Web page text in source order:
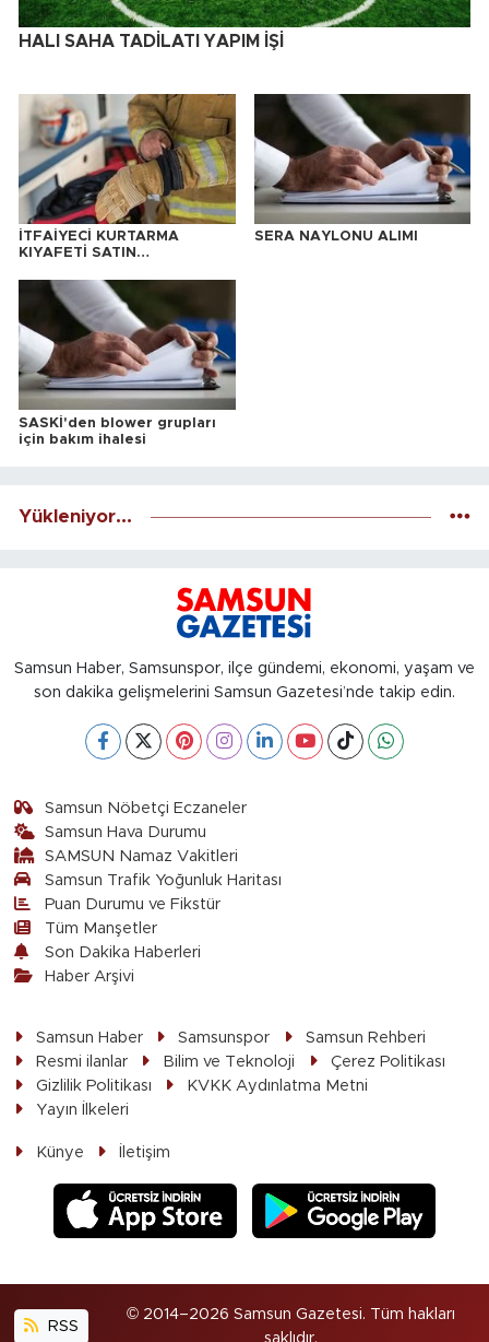
HALI SAHA TADİLATI YAPIM İŞİ
İTFAİYECİ KURTARMA
KIYAFETİ SATIN
SERA NAYLONU ALIMI
SASKİ'den blower grupları
için bakım ihalesi
Yükleniyor...
Samsun Haber, Samsunspor, ilçe gündemi, ekonomi, yaşam ve
son dakika gelişmelerini Samsun Gazetesi’nde takip edin.
Samsun Nöbetçi Eczaneler
Samsun Hava Durumu
SAMSUN Namaz Vakitleri
Samsun Trafik Yoğunluk Haritası
Puan Durumu ve Fikstür
Tüm Manşetler
Son Dakika Haberleri
Haber Arşivi
Samsun Haber Samsunspor
Samsun Rehberi
Resmi ilanlar
Bilim ve Teknoloji
Çerez Politikası
Gizlilik Politikası
KVKK Aydınlatma Metni
Yayın İlkeleri
Künye İletişim
RSS
© 2014–2026 Samsun Gazetesi. Tüm hakları
saklıdır.